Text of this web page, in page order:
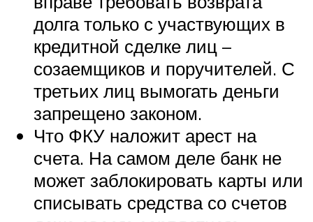
долга только с участвующих в
кредитной сделке лиц –
созаемщиков и поручителей. С
третьих лиц вымогать деньги
запрещено законом.
Что ФКУ наложит арест на
счета. На самом деле банк не
может заблокировать карты или
списывать средства со счетов